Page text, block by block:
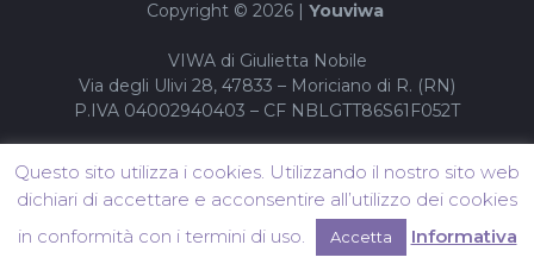
Copyright © 2026 | Youviwa
VIWA di Giulietta Nobile
Via degli Ulivi 28, 47833 – Moriciano di R. (RN)
P.IVA 04002940403 – CF NBLGTT86S61F052T
Questo sito utilizza i cookies. Utilizzando il nostro sito web
dichiari di accettare e acconsentire all’utilizzo dei cookies
in conformità con i termini di uso.
Accetta Informativa